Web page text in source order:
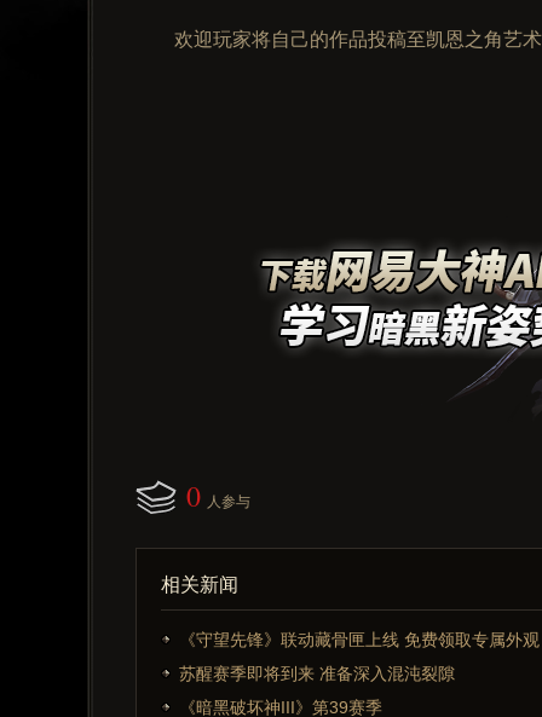
欢迎玩家将自己的作品投稿至凯恩之角艺
0 人参与
相关新闻
《守望先锋》联动藏骨匣上线 免费领取专属外观
苏醒赛季即将到来 准备深入混沌裂隙
《暗黑破坏神III》第39赛季